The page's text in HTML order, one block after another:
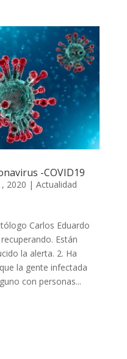
-COVID19
2020 | Actualidad
Carlos Eduardo
Están
la alerta. 2. Ha
la gente infectada
con personas...